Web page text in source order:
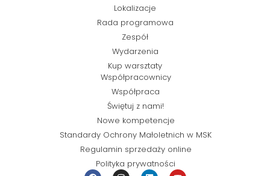
Lokalizacje
Rada programowa
Zespół
Wydarzenia
Kup warsztaty
Współpracownicy
Współpraca
Świętuj z nami!
Nowe kompetencje
Standardy Ochrony Małoletnich w MSK
Regulamin sprzedaży online
Polityka prywatności